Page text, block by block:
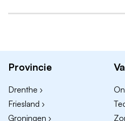
Mbo-werk- en denkniveau
installatietechniek of
Affiniteit met NEN 2767-
gebouwconditiemetingen;
Communicatief vaardig en
Provincie
Drenthe ›
Friesland ›
Groningen ›